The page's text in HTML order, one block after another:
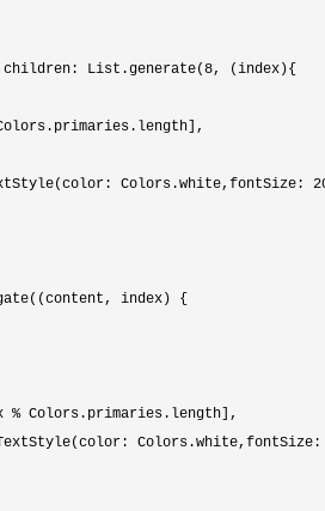
List.generate(8, (index){
Colors.white,fontSize:
index) {
% Colors.primaries.length],
Colors.white,fontSize: